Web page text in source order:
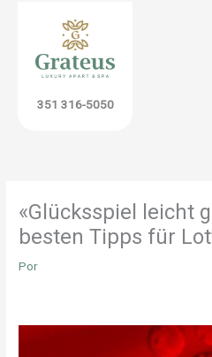
351 316-5050
«Glücksspiel leicht
besten Tipps für
Por